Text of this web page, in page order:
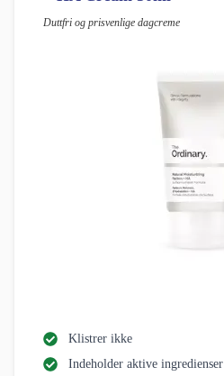
Duttfri og prisvenlige dagcreme
Klistrer ikke
Indeholder aktive ingredienser